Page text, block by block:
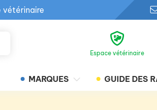
vétérinaire
Espace vétérinaire
MARQUES GUIDE DES